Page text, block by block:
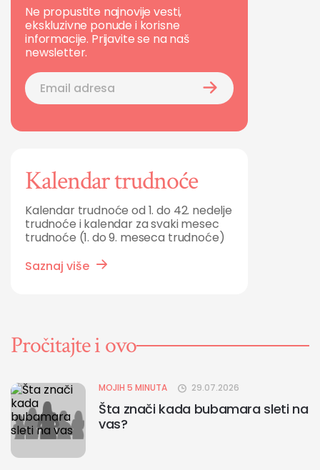
Ne propustite najnovije vesti,
ekskluzivne ponude i korisne
informacije. Prijavite se na naš
newsletter.
Kalendar trudnoće
Kalendar trudnoće od 1. do 42. nedelje
trudnoće i kalendar za svaki mesec
trudnoće (1. do 9. meseca trudnoće)
Saznaj više
Pročitajte i ovo
MOJIH 5 MINUTA 29.07.2026
Šta znači kada bubamara sleti na
vas?